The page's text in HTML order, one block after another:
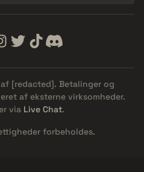
[redacted]. Betalinger og
af eksterne virksomheder.
via Live Chat.
forbeholdes.